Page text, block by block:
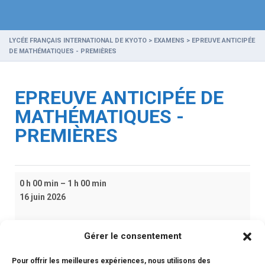
Gérer le consentement
Pour offrir les meilleures expériences, nous utilisons des
LYCÉE FRANÇAIS INTERNATIONAL DE KYOTO > EXAMENS > EPREUVE ANTICIPÉE
DE MATHÉMATIQUES - PREMIÈRES
EPREUVE ANTICIPÉE DE
MATHÉMATIQUES -
PREMIÈRES
Epreuve
Anticipée
0 h 00 min – 1 h 00 min
16 juin 2026